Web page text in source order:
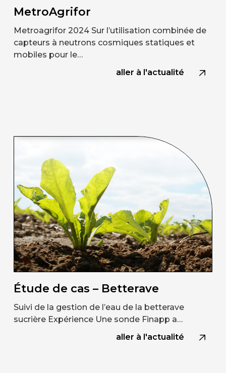
MetroAgrifor
Metroagrifor 2024 Sur l’utilisation combinée de
capteurs à neutrons cosmiques statiques et
mobiles pour le…
aller à l'actualité
Étude de cas – Betterave
Suivi de la gestion de l’eau de la betterave
sucrière Expérience Une sonde Finapp a…
aller à l'actualité